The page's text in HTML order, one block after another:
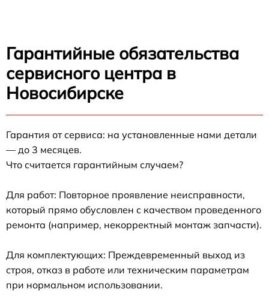
Гарантийные обязательства
сервисного центра в
Новосибирске
Гарантия от сервиса: на установленные нами детали
— до 3 месяцев.
Что считается гарантийным случаем?
Для работ: Повторное проявление неисправности,
который прямо обусловлен с качеством проведенного
ремонта (например, некорректный монтаж запчасти).
Для комплектующих: Преждевременный выход из
строя, отказ в работе или техническим параметрам
при нормальном использовании.